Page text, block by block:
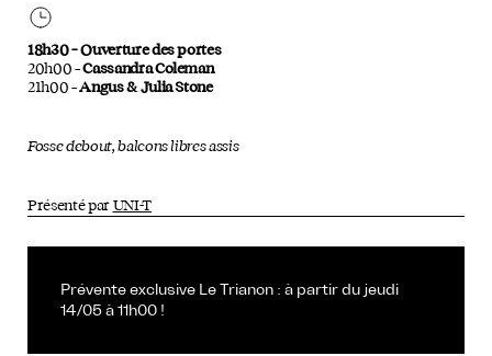
Prévente exclusive Le Trianon : à partir du jeudi
14/05 à 11h00 !
18h30 – Ouverture des portes
20h00 –Cassandra Coleman
21h00 –Angus & Julia Stone
Fosse debout, balcons libres assis
Présenté par UNI-T